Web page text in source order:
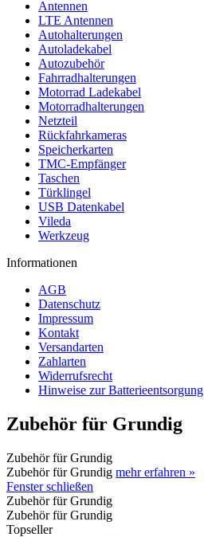
Antennen
LTE Antennen
Autohalterungen
Autoladekabel
Autozubehör
Fahrradhalterungen
Motorrad Ladekabel
Motorradhalterungen
Netzteil
Rückfahrkameras
Speicherkarten
TMC-Empfänger
Taschen
Türklingel
USB Datenkabel
Vileda
Werkzeug
Informationen
AGB
Datenschutz
Impressum
Kontakt
Versandarten
Zahlarten
Widerrufsrecht
Hinweise zur Batterieentsorgung
Zubehör für Grundig
Zubehör für Grundig
Zubehör für Grundig mehr erfahren »
Fenster schließen
Zubehör für Grundig
Zubehör für Grundig
Topseller